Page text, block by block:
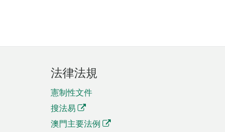
法律法規
憲制性文件
搜法易
澳門主要法例